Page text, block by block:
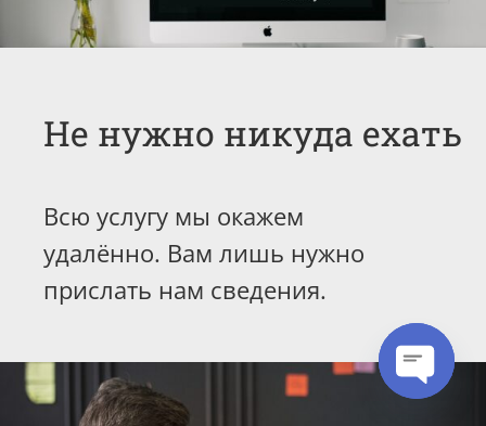
Не нужно никуда ехать
Всю услугу мы окажем
удалённо. Вам лишь нужно
прислать нам сведения.